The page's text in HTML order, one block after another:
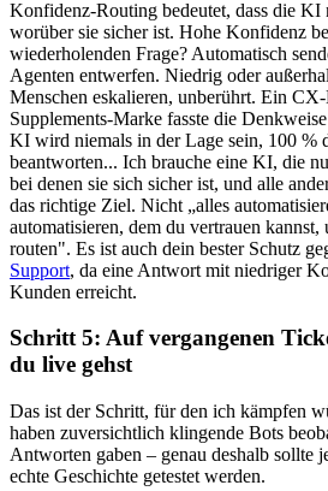
Konfidenz-Routing bedeutet, dass die KI
worüber sie sicher ist. Hohe Konfidenz
wiederholenden Frage? Automatisch
Agenten entwerfen. Niedrig oder
Menschen eskalieren, unberührt. Ein
Supplements-Marke fasste die
KI wird niemals in der Lage sein, 100 %
beantworten... Ich brauche eine KI, die
bei denen sie sich sicher ist, und alle
das richtige Ziel. Nicht „alles
automatisieren, dem du vertrauen kannst,
routen". Es ist auch dein bester Schutz
Support, da eine Antwort mit niedriger
Kunden erreicht.
Schritt 5: Auf vergangenen
du live gehst
Das ist der Schritt, für den ich kämpfen
haben zuversichtlich klingende Bots
Antworten gaben – genau deshalb sollte
echte Geschichte getestet werden.